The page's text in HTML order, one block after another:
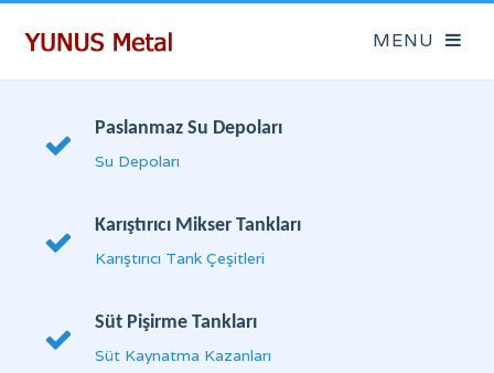
Paslanmaz Su Depoları
Su Depoları
Karıştırıcı Mikser Tankları
Karıştırıcı Tank Çeşitleri
Süt Pişirme Tankları
Süt Kaynatma Kazanları